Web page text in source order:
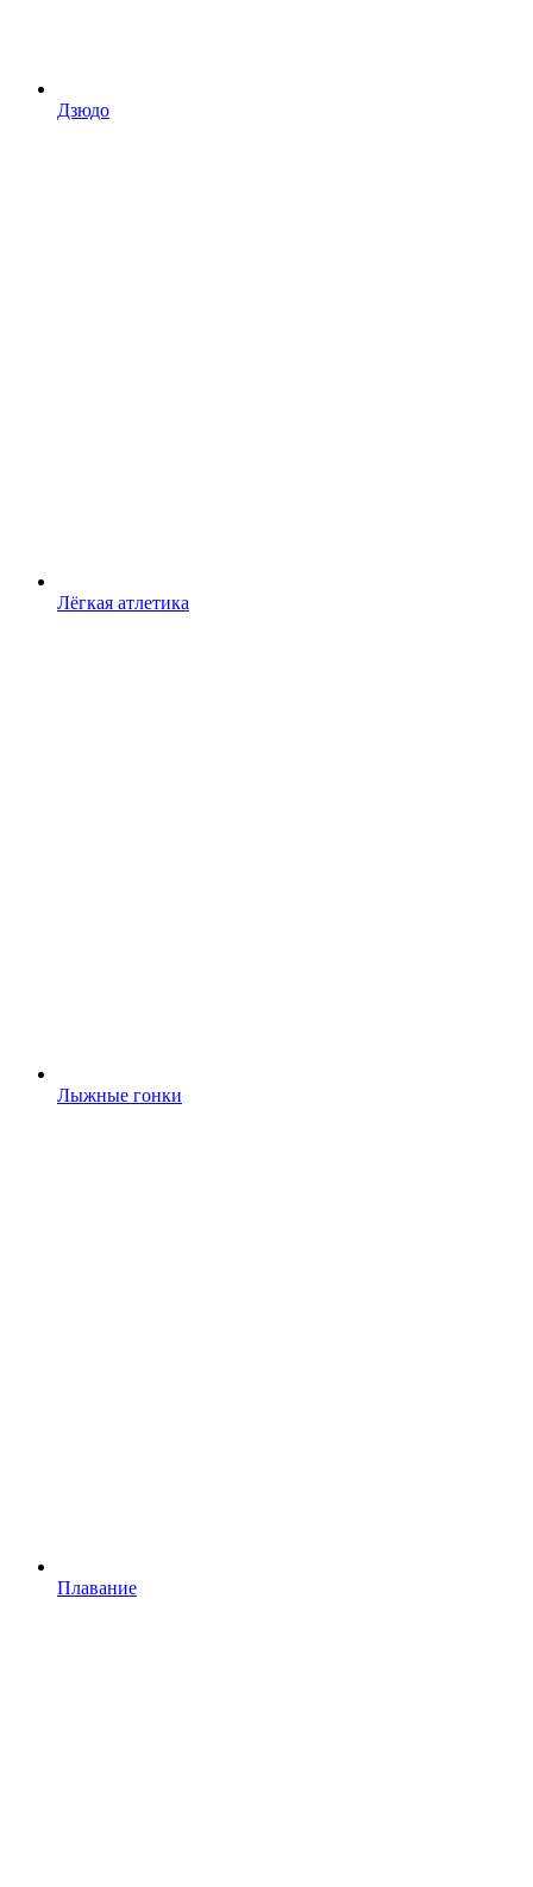
Дзюдо
Лёгкая атлетика
Лыжные гонки
Плавание